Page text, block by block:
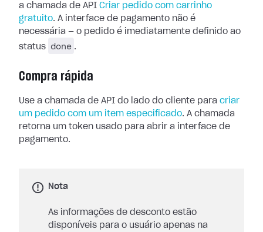
a chamada de API Criar pedido com carrinho
gratuito. A interface de pagamento não é
necessária — o pedido é imediatamente definido ao
status
done .
Compra rápida
Use a chamada de API do lado do cliente para criar
um pedido com um item especificado. A chamada
retorna um token usado para abrir a interface de
pagamento.
Nota
As informações de desconto estão
disponíveis para o usuário apenas na